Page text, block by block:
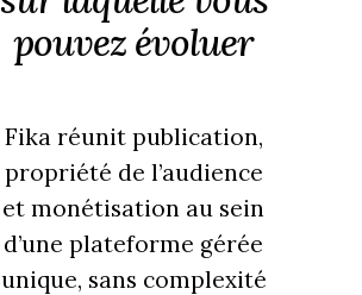
pouvez évoluer
Fika réunit publication,
propriété de l’audience
et monétisation au sein
d’une plateforme gérée
unique, sans complexité